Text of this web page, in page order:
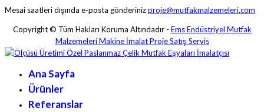
Mesai saatleri dışında e-posta gönderinizproje@mutfakmalzemeleri.com
Copyright © Tüm Hakları Koruma Altındadır - Ems Endüstriyel Mutfak
Malzemeleri Makine İmalat Proje Satış Servis
Ana Sayfa
Ürünler
Referanslar